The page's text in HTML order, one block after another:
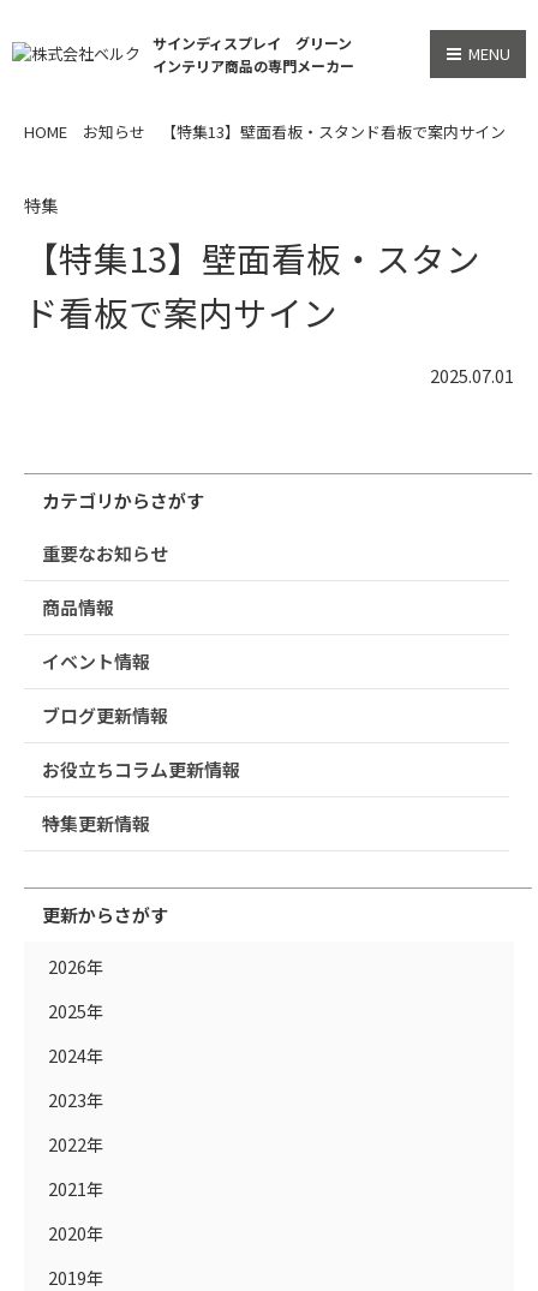
サインディスプレイ グリーン
インテリア商品の専門メーカー
MENU
HOME お知らせ 【特集13】壁面看板・スタンド看板で案内サイン
特集
【特集13】壁面看板・スタン
ド看板で案内サイン
2025.07.01
カテゴリからさがす
重要なお知らせ
商品情報
イベント情報
ブログ更新情報
お役立ちコラム更新情報
特集更新情報
更新からさがす
2026年
2025年
2024年
2023年
2022年
2021年
2020年
2019年